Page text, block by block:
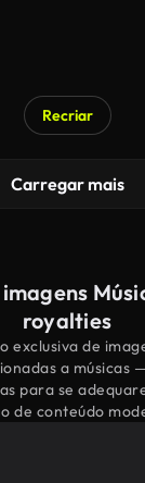
Recriar
Carregar mais
royalties
exclusiva de
a músicas
para se
de conteúdo